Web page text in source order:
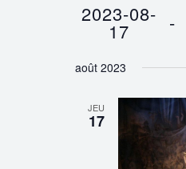
2023-08-
17 -
une
août 2023
JEU
17